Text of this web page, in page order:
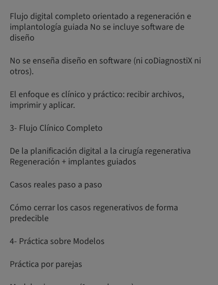
Flujo digital completo orientado a regeneración e
implantología guiada No se incluye software de
diseño
No se enseña diseño en software (ni coDiagnostiX ni
otros).
El enfoque es clínico y práctico: recibir archivos,
imprimir y aplicar.
3- Flujo Clínico Completo
De la planificación digital a la cirugía regenerativa
Regeneración + implantes guiados
Casos reales paso a paso
Cómo cerrar los casos regenerativos de forma
predecible
4- Práctica sobre Modelos
Práctica por parejas